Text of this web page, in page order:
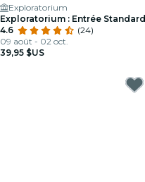
Exploratorium
Exploratorium : Entrée Standard
4.6
(24)
09 août - 02 oct.
39,95 $US